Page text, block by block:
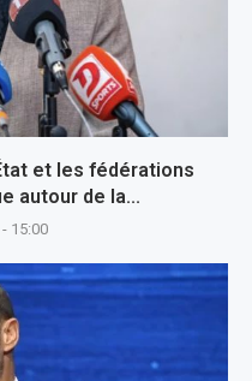
et les fédérations
autour de la...
15:00